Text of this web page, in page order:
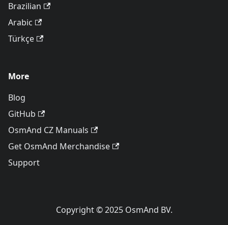
Brazilian
Arabic
Türkçe
More
Blog
GitHub
OsmAnd CZ Manuals
Get OsmAnd Merchandise
Support
Copyright © 2025 OsmAnd BV.